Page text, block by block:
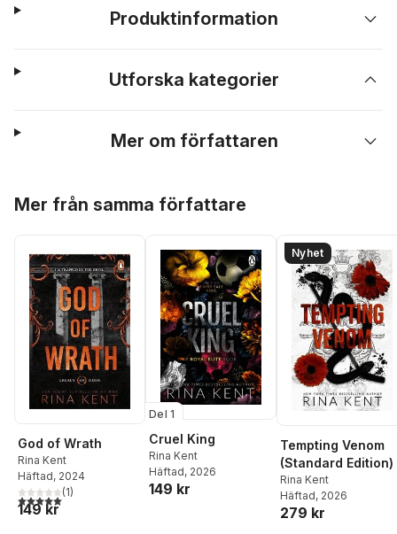
Produktinformation
Utforska kategorier
Mer om författaren
Mer från samma författare
God of Wrath
Rina Kent
Häftad, 2024
5,0utav 5 stjärnor. Totalt antal röster:
(1)
149 kr
Del 1
Cruel King
Rina Kent
Häftad, 2026
149 kr
Nyhet
Tempting Venom
(Standard Edition)
Rina Kent
Häftad, 2026
279 kr